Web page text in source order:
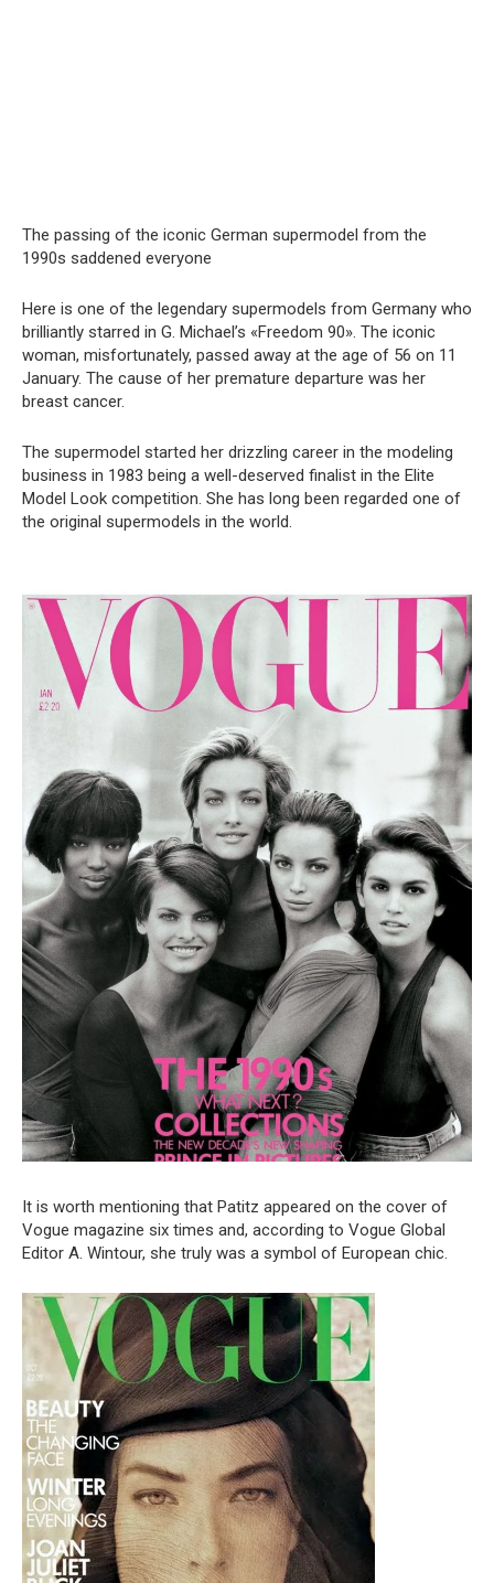
The passing of the iconic German supermodel from the
1990s saddened everyone
Here is one of the legendary supermodels from Germany who
brilliantly starred in G. Michael’s «Freedom 90». The iconic
woman, misfortunately, passed away at the age of 56 on 11
January. The cause of her premature departure was her
breast cancer.
The supermodel started her drizzling career in the modeling
business in 1983 being a well-deserved finalist in the Elite
Model Look competition. She has long been regarded one of
the original supermodels in the world.
It is worth mentioning that Patitz appeared on the cover of
Vogue magazine six times and, according to Vogue Global
Editor A. Wintour, she truly was a symbol of European chic.